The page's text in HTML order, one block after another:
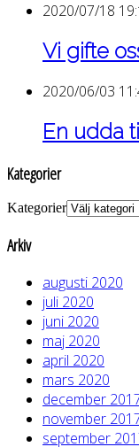
2020/07/18
Vi gifte
2020/06/03
En udda
Kategorier
Kategorier
Arkiv
augusti 2020
juli 2020
juni 2020
maj 2020
april 2020
mars 2020
december
november
september